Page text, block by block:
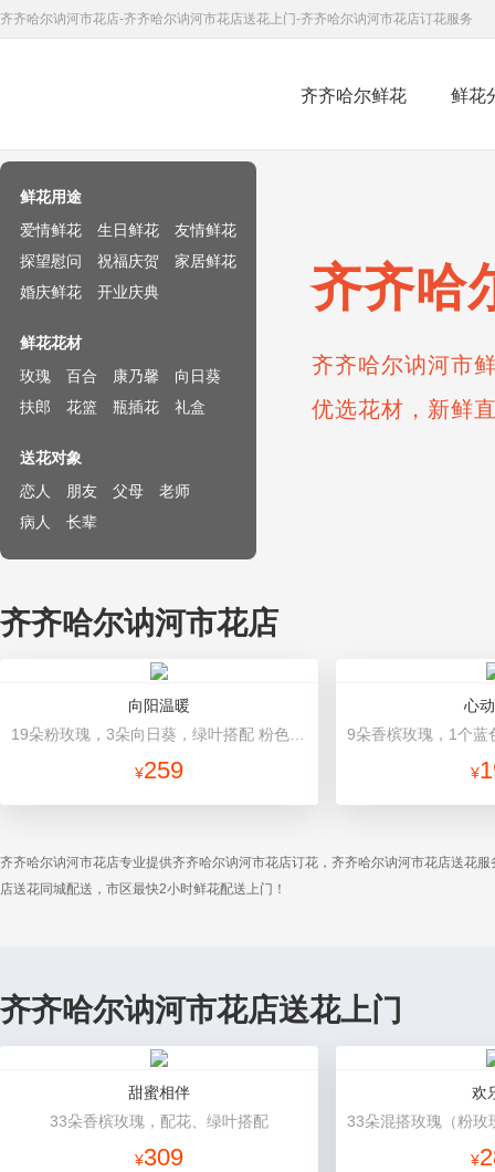
齐齐哈尔讷河市花店-齐齐哈尔讷河市花店送花上门-齐齐哈尔讷河市花店订花服务
齐齐哈尔鲜花 鲜花
齐齐哈
齐齐哈尔讷河市
优选花材，新鲜
鲜花用途
爱情鲜花
生日鲜花
友情鲜花
探望慰问
祝福庆贺
家居鲜花
婚庆鲜花
开业庆典
鲜花花材
玫瑰
百合 康乃馨
向日葵
扶郎
花篮 瓶插花 礼盒
送花对象
恋人
朋友 父母
老师
病人
长辈
齐齐哈尔讷河市花店
向阳温暖
¥259
心
¥
齐齐哈尔讷河市花店专业提供齐齐哈尔讷河市花店订花，齐齐哈尔讷河市花店送花
店送花同城配送，市区最快2小时鲜花配送上门！
齐齐哈尔讷河市花店送花上门
甜蜜相伴
33朵香槟玫瑰，配花、绿叶搭配
¥309
欢
¥